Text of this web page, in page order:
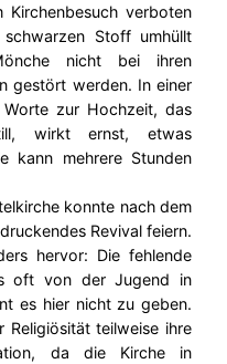
verboten
Stoff umhüllt
nicht bei ihren
gestört werden. In einer
zur Hochzeit, das
wirkt ernst, etwas
kann mehrere Stunden
konnte nach dem
Revival feiern.
hervor: Die fehlende
oft von der Jugend in
es hier nicht zu geben.
Religiösität teilweise ihre
da die Kirche in